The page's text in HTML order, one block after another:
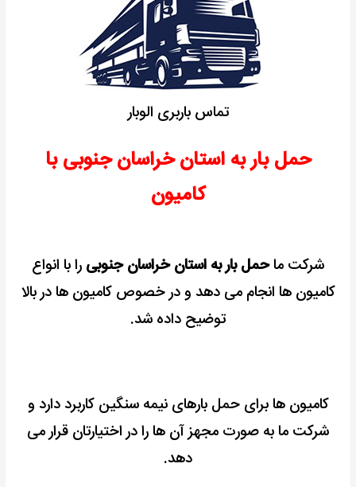
تماس باربری الوبار
حمل بار به استان خراسان جنوبی با
کامیون
شرکت ماحمل بار به استان خراسان جنوبی را با انواع
کامیون ها انجام می دهد و در خصوص کامیون ها در بالا
توضیح داده شد.
کامیون ها برای حمل بارهای نیمه سنگین کاربرد دارد و
شرکت ما به صورت مجهز آن ها را در اختیارتان قرار می
دهد.